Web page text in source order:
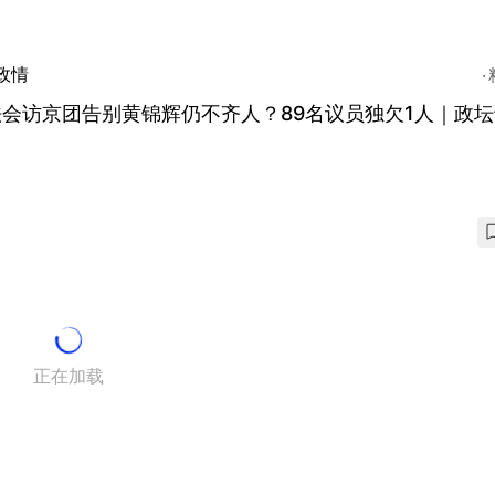
情
访京团告别黄锦辉仍不齐人？89名议员独欠1人｜政
正在加载